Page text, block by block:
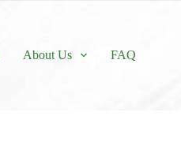
About Us FAQ